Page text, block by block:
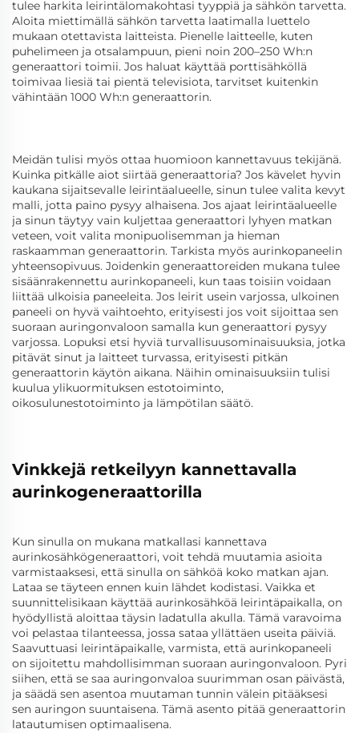
tulee harkita leirintälomakohtasi tyyppiä ja sähkön tarvetta.
Aloita miettimällä sähkön tarvetta laatimalla luettelo
mukaan otettavista laitteista. Pienelle laitteelle, kuten
puhelimeen ja otsalampuun, pieni noin 200–250 Wh:n
generaattori toimii. Jos haluat käyttää porttisähköllä
toimivaa liesiä tai pientä televisiota, tarvitset kuitenkin
vähintään 1000 Wh:n generaattorin.
Meidän tulisi myös ottaa huomioon kannettavuus tekijänä.
Kuinka pitkälle aiot siirtää generaattoria? Jos kävelet hyvin
kaukana sijaitsevalle leirintäalueelle, sinun tulee valita kevyt
malli, jotta paino pysyy alhaisena. Jos ajaat leirintäalueelle
ja sinun täytyy vain kuljettaa generaattori lyhyen matkan
veteen, voit valita monipuolisemman ja hieman
raskaamman generaattorin. Tarkista myös aurinkopaneelin
yhteensopivuus. Joidenkin generaattoreiden mukana tulee
sisäänrakennettu aurinkopaneeli, kun taas toisiin voidaan
liittää ulkoisia paneeleita. Jos leirit usein varjossa, ulkoinen
paneeli on hyvä vaihtoehto, erityisesti jos voit sijoittaa sen
suoraan auringonvaloon samalla kun generaattori pysyy
varjossa. Lopuksi etsi hyviä turvallisuusominaisuuksia, jotka
pitävät sinut ja laitteet turvassa, erityisesti pitkän
generaattorin käytön aikana. Näihin ominaisuuksiin tulisi
kuulua ylikuormituksen estotoiminto,
oikosulunestotoiminto ja lämpötilan säätö.
Vinkkejä retkeilyyn kannettavalla
aurinkogeneraattorilla
Kun sinulla on mukana matkallasi kannettava
aurinkosähkögeneraattori, voit tehdä muutamia asioita
varmistaaksesi, että sinulla on sähköä koko matkan ajan.
Lataa se täyteen ennen kuin lähdet kodistasi. Vaikka et
suunnittelisikaan käyttää aurinkosähköä leirintäpaikalla, on
hyödyllistä aloittaa täysin ladatulla akulla. Tämä varavoima
voi pelastaa tilanteessa, jossa sataa yllättäen useita päiviä.
Saavuttuasi leirintäpaikalle, varmista, että aurinkopaneeli
on sijoitettu mahdollisimman suoraan auringonvaloon. Pyri
siihen, että se saa auringonvaloa suurimman osan päivästä,
ja säädä sen asentoa muutaman tunnin välein pitääksesi
sen auringon suuntaisena. Tämä asento pitää generaattorin
latautumisen optimaalisena.